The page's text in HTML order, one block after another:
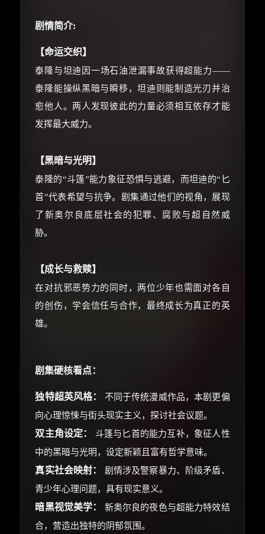
剧情简介:
【命运交织】
泰隆与坦迪因一场石油泄漏事故获得超能力——
泰隆能操纵黑暗与瞬移，坦迪则能制造光刃并治
愈他人。两人发现彼此的力量必须相互依存才能
发挥最大威力。
【黑暗与光明】
泰隆的“斗篷”能力象征恐惧与逃避，而坦迪的“匕
首”代表希望与抗争。剧集通过他们的视角，展现
了新奥尔良底层社会的犯罪、腐败与超自然威
胁。
【成长与救赎】
在对抗邪恶势力的同时，两位少年也需面对各自
的创伤，学会信任与合作，最终成长为真正的英
雄。
剧集硬核看点：
独特超英风格：
不同于传统漫威作品，本剧更偏
向心理惊悚与街头现实主义，探讨社会议题。
双主角设定：
斗篷与匕首的能力互补，象征人性
中的黑暗与光明，设定新颖且富有哲学意味。
真实社会映射：
剧情涉及警察暴力、阶级矛盾、
青少年心理问题，具有现实意义。
暗黑视觉美学：
新奥尔良的夜色与超能力特效结
合，营造出独特的阴郁氛围。
如夸克12个月送14天 最低75元！
还有支付宝现金红包、外卖红包、
⚡
☕ 海外大侠？通过 Ko-fi 赐茶